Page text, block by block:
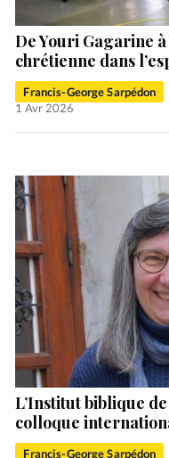
De Youri Gagarine
chrétienne dans
Francis-George Sarpédon
1 Avr 2026
L’Institut biblique
colloque
Francis-George Sarpédon